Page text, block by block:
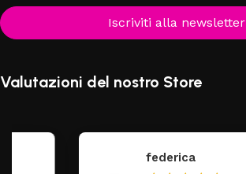
Iscriviti alla newsletter
Valutazioni del nostro Store